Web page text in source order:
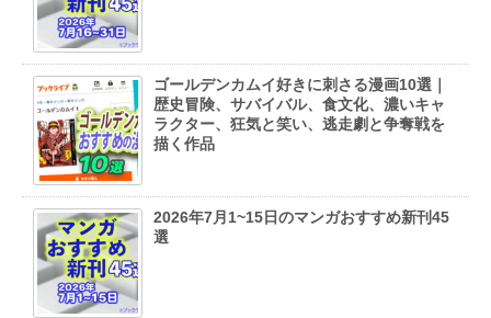
ゴールデンカムイ好きに刺さる漫画10選｜
歴史冒険、サバイバル、食文化、濃いキャ
ラクター、狂気と笑い、逃走劇と争奪戦を
描く作品
2026年7月1~15日のマンガおすすめ新刊45
選